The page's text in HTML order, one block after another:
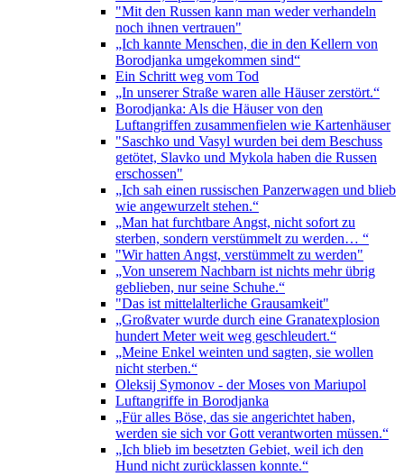
"Mit den Russen kann man weder verhandeln
noch ihnen vertrauen"
„Ich kannte Menschen, die in den Kellern von
Borodjanka umgekommen sind“
Ein Schritt weg vom Tod
„In unserer Straße waren alle Häuser zerstört.“
Borodjanka: Als die Häuser von den
Luftangriffen zusammenfielen wie Kartenhäuser
"Saschko und Vasyl wurden bei dem Beschuss
getötet, Slavko und Mykola haben die Russen
erschossen"
„Ich sah einen russischen Panzerwagen und blieb
wie angewurzelt stehen.“
„Man hat furchtbare Angst, nicht sofort zu
sterben, sondern verstümmelt zu werden… “
"Wir hatten Angst, verstümmelt zu werden"
„Von unserem Nachbarn ist nichts mehr übrig
geblieben, nur seine Schuhe.“
"Das ist mittelalterliche Grausamkeit"
„Großvater wurde durch eine Granatexplosion
hundert Meter weit weg geschleudert.“
„Meine Enkel weinten und sagten, sie wollen
nicht sterben.“
Oleksij Symonov - der Moses von Mariupol
Luftangriffe in Borodjanka
„Für alles Böse, das sie angerichtet haben,
werden sie sich vor Gott verantworten müssen.“
„Ich blieb im besetzten Gebiet, weil ich den
Hund nicht zurücklassen konnte.“